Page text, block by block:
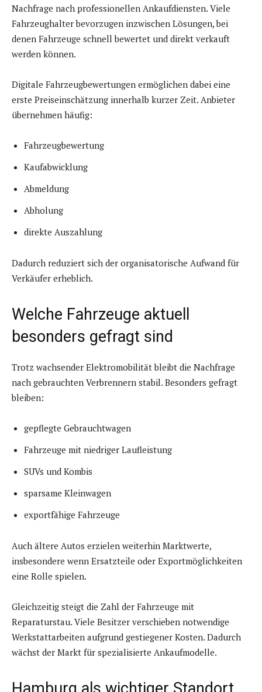
Nachfrage nach professionellen Ankaufdiensten. Viele
Fahrzeughalter bevorzugen inzwischen Lösungen, bei
denen Fahrzeuge schnell bewertet und direkt verkauft
werden können.
Digitale Fahrzeugbewertungen ermöglichen dabei eine
erste Preiseinschätzung innerhalb kurzer Zeit. Anbieter
übernehmen häufig:
Fahrzeugbewertung
Kaufabwicklung
Abmeldung
Abholung
direkte Auszahlung
Dadurch reduziert sich der organisatorische Aufwand für
Verkäufer erheblich.
Welche Fahrzeuge aktuell
besonders gefragt sind
Trotz wachsender Elektromobilität bleibt die Nachfrage
nach gebrauchten Verbrennern stabil. Besonders gefragt
bleiben:
gepflegte Gebrauchtwagen
Fahrzeuge mit niedriger Laufleistung
SUVs und Kombis
sparsame Kleinwagen
exportfähige Fahrzeuge
Auch ältere Autos erzielen weiterhin Marktwerte,
insbesondere wenn Ersatzteile oder Exportmöglichkeiten
eine Rolle spielen.
Gleichzeitig steigt die Zahl der Fahrzeuge mit
Reparaturstau. Viele Besitzer verschieben notwendige
Werkstattarbeiten aufgrund gestiegener Kosten. Dadurch
wächst der Markt für spezialisierte Ankaufmodelle.